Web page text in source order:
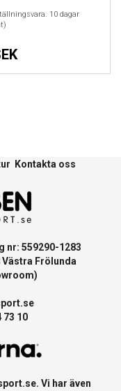
10dagar
Kontakta oss
559290-1283
Frölunda
73 10
. Vi har även